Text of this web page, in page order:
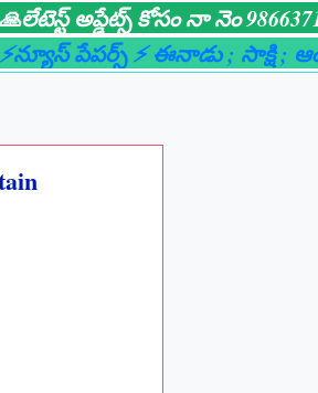
అప్డేట్స్ కోసం నా నెం
పేపర్స్ ⚡ ఈనాడు; సాక్షి;